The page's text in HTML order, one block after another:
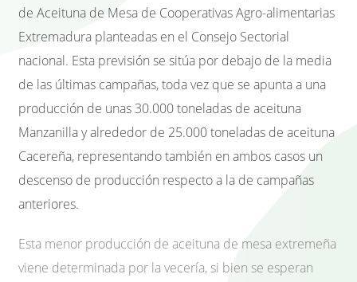
de Aceituna de Mesa de Cooperativas Agro-alimentarias
Extremadura planteadas en el Consejo Sectorial
nacional. Esta previsión se sitúa por debajo de la media
de las últimas campañas, toda vez que se apunta a una
producción de unas 30.000 toneladas de aceituna
Manzanilla y alrededor de 25.000 toneladas de aceituna
Cacereña, representando también en ambos casos un
descenso de producción respecto a la de campañas
anteriores.
Esta menor producción de aceituna de mesa extremeña
viene determinada por la vecería, si bien se esperan